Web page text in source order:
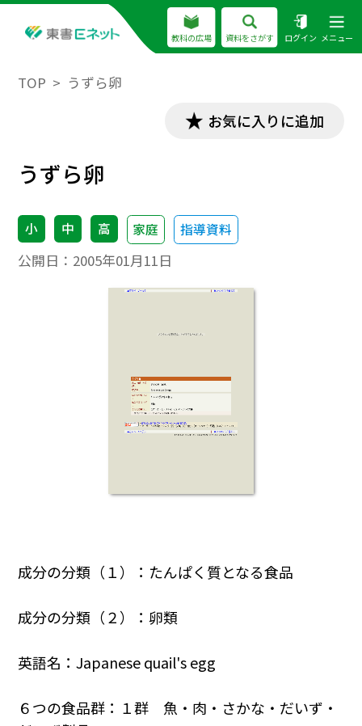
教科の広場 資料をさがす ログイン メニュー
TOP うずら卵
お気に入りに追加
うずら卵
小 中 高 家庭 指導資料
公開日： 2005年01月11日
成分の分類（１）：たんぱく質となる食品
成分の分類（２）：卵類
英語名：Japanese quail's egg
６つの食品群：１群 魚・肉・さかな・だいず・